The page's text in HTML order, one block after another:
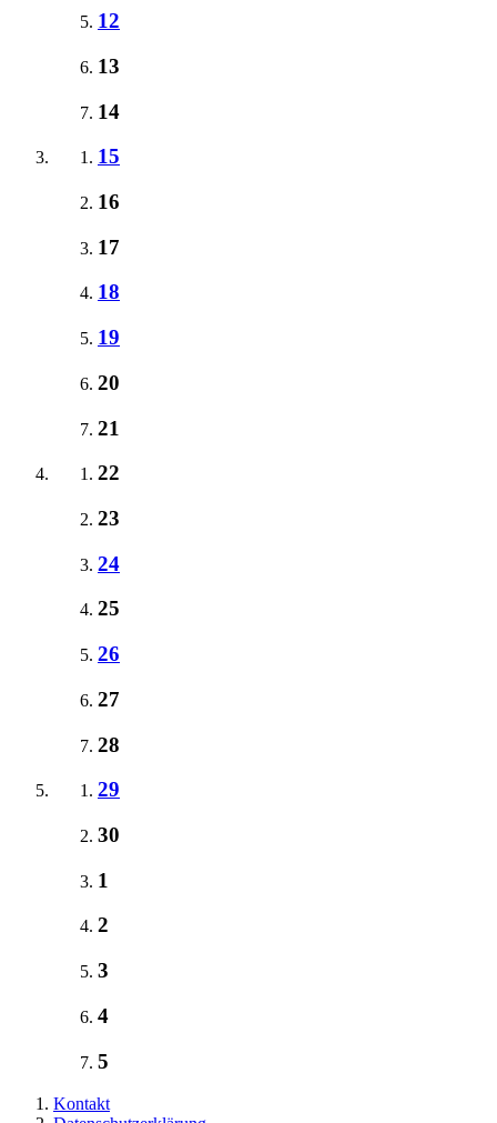
12
13
14
15
16
17
18
19
20
21
22
23
24
25
26
27
28
29
30
1
2
3
4
5
Kontakt